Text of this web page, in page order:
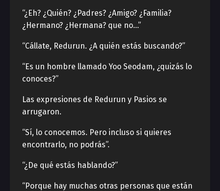
“¿Eh? ¿Quién? ¿Padres? ¿Amigo? ¿Familia?
¿Hermano? ¿Hermana? que no…”
“Cállate, Redurun. ¿A quién estás buscando?”
“Es un hombre llamado Yoo Seodam, ¿quizás lo
conoces?”
Las expresiones de Redurun y Pasios se
arrugaron.
“Sí, lo conocemos. Pero incluso si quieres
encontrarlo, no podrás”.
“¿De qué estás hablando?”
“Porque hay muchas otras personas que están